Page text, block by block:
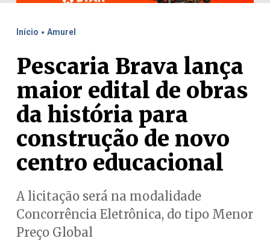
Início . Amurel
Pescaria Brava lança
maior edital de obras
da história para
construção de novo
centro educacional
A licitação será na modalidade
Concorrência Eletrônica, do tipo Menor
Preço Global